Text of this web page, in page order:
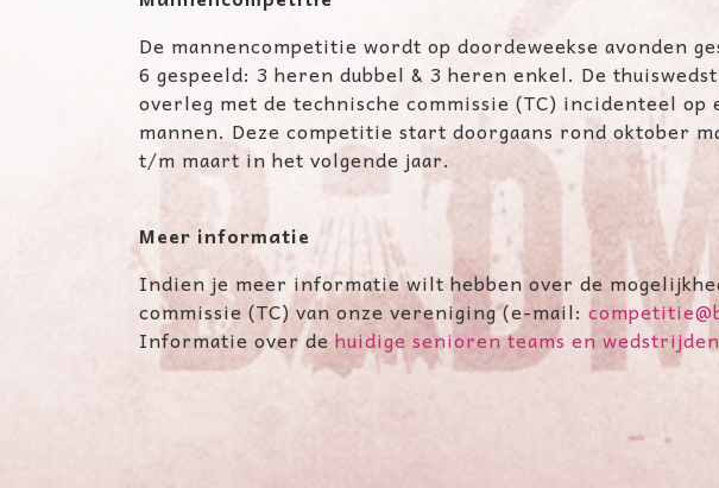
De mannencompetitie wordt op doordeweekse avonden
6 gespeeld: 3 heren dubbel & 3 heren enkel. De
overleg met de technische commissie (TC) incidenteel
mannen. Deze competitie start doorgaans rond oktober
t/m maart in het volgende jaar.
Meer informatie
Indien je meer informatie wilt hebben over de
commissie (TC) van onze vereniging (e-mail:
Informatie over de huidige senioren teams en